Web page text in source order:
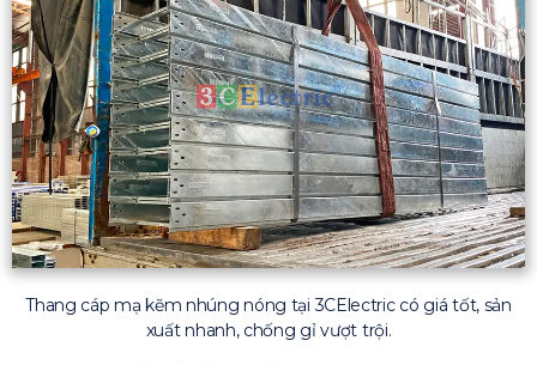
Thang cáp mạ kẽm nhúng nóng tại 3CElectric có giá tốt, sản
xuất nhanh, chống gỉ vượt trội.